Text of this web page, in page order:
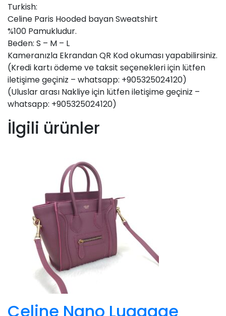
Turkish:
Celine Paris Hooded bayan Sweatshirt
%100 Pamukludur.
Beden: S – M – L
Kameranızla Ekrandan QR Kod okuması yapabilirsiniz.
(Kredi kartı ödeme ve taksit seçenekleri için lütfen
iletişime geçiniz – whatsapp: +905325024120)
(Uluslar arası Nakliye için lütfen iletişime geçiniz –
whatsapp: +905325024120)
İlgili ürünler
Celine Nano Luggage